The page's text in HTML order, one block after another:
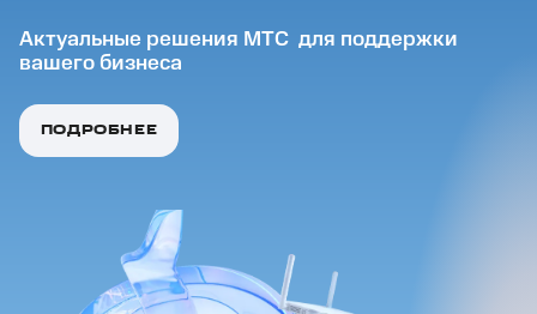
Актуальные решения МТС для поддержки
вашего бизнеса
ПОДРОБНЕЕ